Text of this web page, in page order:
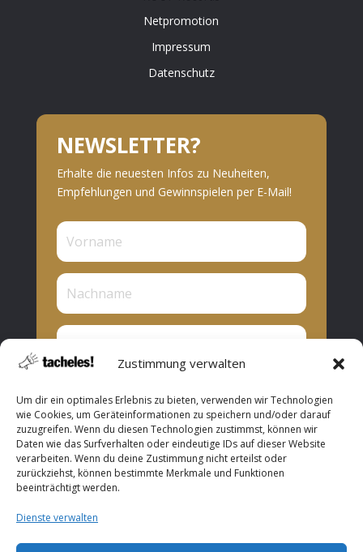
Zustimmung verwalten
Um dir ein optimales Erlebnis zu bieten, verwenden wir Technologien
wie Cookies, um Geräteinformationen zu speichern und/oder darauf
zuzugreifen. Wenn du diesen Technologien zustimmst, können wir
Daten wie das Surfverhalten oder eindeutige IDs auf dieser Website
verarbeiten. Wenn du deine Zustimmung nicht erteilst oder
zurückziehst, können bestimmte Merkmale und Funktionen
beeinträchtigt werden.
Dienste verwalten
Netpromotion
Impressum
Datenschutz
NEWSLETTER?
Erhalte die neuesten Infos zu Neuheiten,
Empfehlungen und Gewinnspielen per E-Mail!
Privat
Presse
Abonnieren